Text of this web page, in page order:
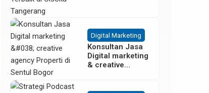
Tangerang
Digital Marketing
Konsultan Jasa
Digital marketing
& creative